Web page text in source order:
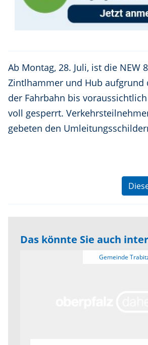
Ab Montag, 28. Juli, ist die NEW
Zintlhammer und Hub aufgrund
der Fahrbahn bis
voll gesperrt.
gebeten den
Das könnte Sie auch